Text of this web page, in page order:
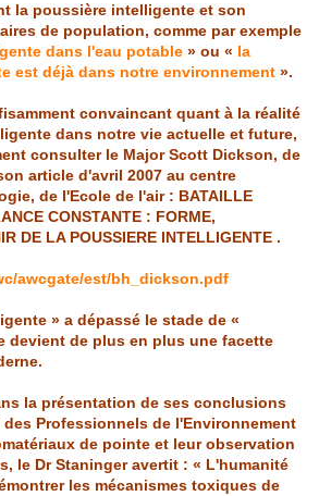
la poussière intelligente et son
de population, comme par exemple
dans l'eau potable » ou « la
est déjà dans notre environnement ».
convaincant quant à la réalité
dans notre vie actuelle et future,
consulter le Major Scott Dickson, de
article d'avril 2007 au centre
de l'Ecole de l'air : BATAILLE
CONSTANTE : FORME,
DE LA POUSSIERE INTELLIGENTE .
awcgate/est/bh_dickson.pdf
» a dépassé le stade de «
devient de plus en plus une facette
la présentation de ses conclusions
Professionnels de l'Environnement
de pointe et leur observation
le Dr Staningeravertit : « L'humanité
les mécanismes toxiques de